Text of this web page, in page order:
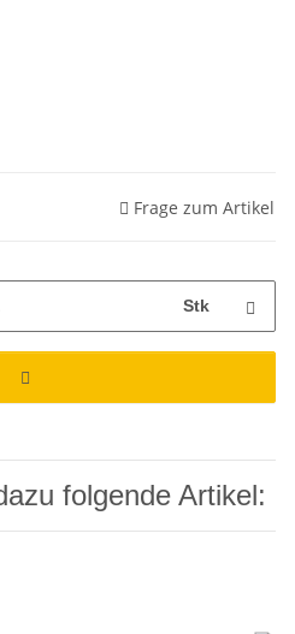
Frage zum Artikel
Stk
folgende Artikel: